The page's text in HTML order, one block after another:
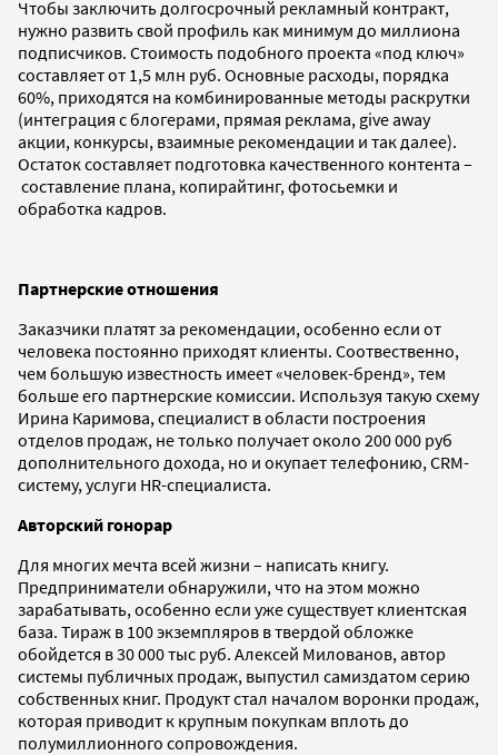
Чтобы заключить долгосрочный рекламный контракт,
нужно развить свой профиль как минимум до миллиона
подписчиков. Стоимость подобного проекта «под ключ»
составляет от 1,5 млн руб. Основные расходы, порядка
60%, приходятся на комбинированные методы раскрутки
(интеграция с блогерами, прямая реклама, give away
акции, конкурсы, взаимные рекомендации и так далее).
Остаток составляет подготовка качественного контента –
составление плана, копирайтинг, фотосьемки и
обработка кадров.
Партнерские отношения
Заказчики платят за рекомендации, особенно если от
человека постоянно приходят клиенты. Соотвественно,
чем большую известность имеет «человек-бренд», тем
больше его партнерские комиссии. Используя такую схему
Ирина Каримова, специалист в области построения
отделов продаж, не только получает около 200 000 руб
дополнительного дохода, но и окупает телефонию, CRM-
систему, услуги HR-специалиста.
Авторский гонорар
Для многих мечта всей жизни – написать книгу.
Предприниматели обнаружили, что на этом можно
зарабатывать, особенно если уже существует клиентская
база. Тираж в 100 экземпляров в твердой обложке
обойдется в 30 000 тыс руб. Алексей Милованов, автор
системы публичных продаж, выпустил самиздатом серию
собственных книг. Продукт стал началом воронки продаж,
которая приводит к крупным покупкам вплоть до
полумиллионного сопровождения.